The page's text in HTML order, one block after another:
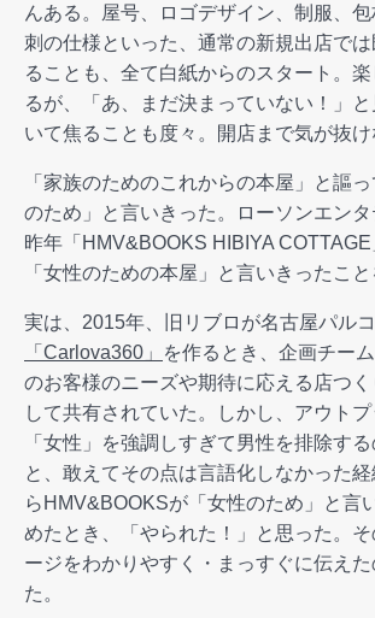
んある。屋号、ロゴデザイン、制服、
刺の仕様といった、通常の新規出店で
ることも、全て白紙からのスタート。
るが、「あ、まだ決まっていない！」
いて焦ることも度々。開店まで気が抜け
「家族のためのこれからの本屋」と謳
のため」と言いきった。ローソンエン
昨年「HMV&BOOKS HIBIYA
「女性のための本屋」と言いきったこと
実は、2015年、旧リブロが名古屋パル
「Carlova360」
を作るとき、企画チー
のお客様のニーズや期待に応える店つ
して共有されていた。しかし、アウト
「女性」を強調しすぎて男性を排除す
と、敢えてその点は言語化しなかった
らHMV&BOOKSが「女性のため」と言
めたとき、「やられた！」と思った。
ージをわかりやすく・まっすぐに伝え
た。